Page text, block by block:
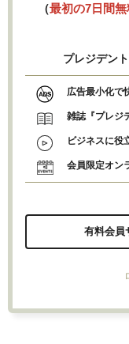
（最初の7日間無
プレジデン
広告最小化で
雑誌『プレジ
ビジネスに役
会員限定オン
有料会員